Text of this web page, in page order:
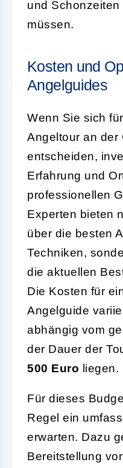
und
müssen.
Kosten und
Angelguides
Wenn Sie sich
Angeltour an der
entscheiden,
Erfahrung und
professionellen
Experten bieten
über die besten
Techniken,
die aktuellen
Die Kosten für
Angelguide
abhängig vom
der Dauer der
500 Euro liegen.
Für dieses
Regel ein
erwarten. Dazu
Bereitstellung